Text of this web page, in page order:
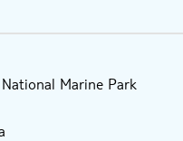
shoes, cap, camera,
towel, swimwear,
a bottle of water, and a
Marine Park